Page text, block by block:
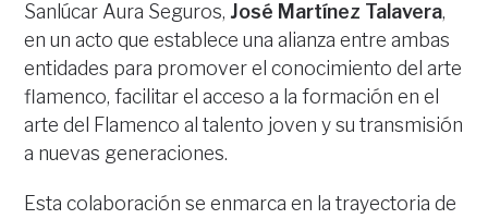
Sanlúcar Aura Seguros, José Martínez Talavera,
en un acto que establece una alianza entre ambas
entidades para promover el conocimiento del arte
flamenco, facilitar el acceso a la formación en el
arte del Flamenco al talento joven y su transmisión
a nuevas generaciones.
Esta colaboración se enmarca en la trayectoria de